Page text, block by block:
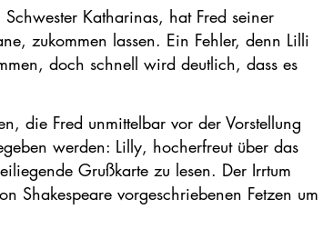
Katharinas, hat Fred seiner
zukommen lassen. Ein Fehler, denn Lilli
doch schnell wird deutlich, dass es
die Fred unmittelbar vor der Vorstellung
werden: Lilly, hocherfreut über das
Grußkarte zu lesen. Der Irrtum
Shakespeare vorgeschriebenen Fetzen um